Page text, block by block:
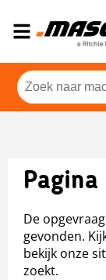
De
gevonden.
bekijk onze
zoekt.